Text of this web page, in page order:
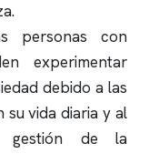
personas con
experimentar
debido a las
vida diaria y al
gestión de la